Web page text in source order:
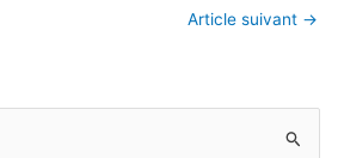
Article suivant →